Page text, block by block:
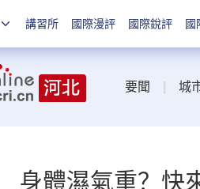
講習所 國際漫評 國際銳評 國
要聞 城
身體濕氣重？快